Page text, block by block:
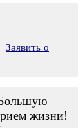
Заявить о
жизни!